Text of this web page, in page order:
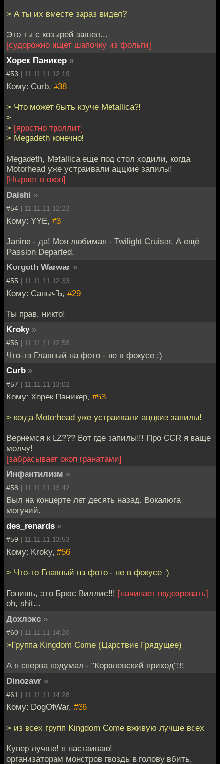
> А ты их вместе зараз видел?
Это ты с козырей зашел...
[судорожно ищет шапочку из фольги]
Хорек Паникер »
#53 | 11.11.11 12:19
Кому: Curb, #38
> Что может быть круче Metallica?!
>
> [яростно троллит]
> Megadeth конечно!
Megadeth, Metallica еще под стол ходили, когда
Motorhead уже устраивали аццкие запилы!
[Ныряет в окоп]
Daishi »
#54 | 11.11.11 12:23
Кому: YYE, #3
Janine - да! Моя любимая - Twilight Cruiser. А ещё
Passion Departed.
Korgoth Warwar »
#55 | 11.11.11 12:33
Кому: СанычЪ, #29
Ты прав, никто!
Kroky »
#56 | 11.11.11 12:58
Что-то Главный на фото - не в фокусе :)
Curb »
#57 | 11.11.11 13:02
Кому: Хорек Паникер, #53
> когда Motorhead уже устраивали аццкие запилы!
Вернемся к LZ??? Вот где запилы!!! Про CCR я ваще
молчу!
[забрасывает окоп гранатами]
Инфантилизм »
#58 | 11.11.11 13:42
Был на концерте лет десять назад. Вокалюга
могучий.
des_renards »
#59 | 11.11.11 13:53
Кому: Kroky, #56
> Что-то Главный на фото - не в фокусе :)
Гонишь, это Брюс Виллис!!! [начинает подозревать]
oh, shit...
Дохлокс »
#60 | 11.11.11 14:20
>Группа Kingdom Come (Царствие Грядущее)
А я сперва подумал - "Королевский приход"!!!
Dinozavr »
#61 | 11.11.11 14:28
Кому: DogOfWar, #36
> из всех групп Kingdom Come вживую лучше всех
Купер лучше! я настаиваю!
организаторам монстров гвоздь в голову вбить,